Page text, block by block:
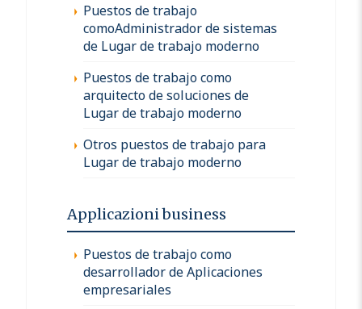
Puestos de trabajo
comoAdministrador de sistemas
de Lugar de trabajo moderno
Puestos de trabajo como
arquitecto de soluciones de
Lugar de trabajo moderno
Otros puestos de trabajo para
Lugar de trabajo moderno
Applicazioni business
Puestos de trabajo como
desarrollador de Aplicaciones
empresariales